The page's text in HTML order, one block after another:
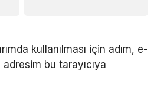
kullanılması için adım, e-
bu tarayıcıya